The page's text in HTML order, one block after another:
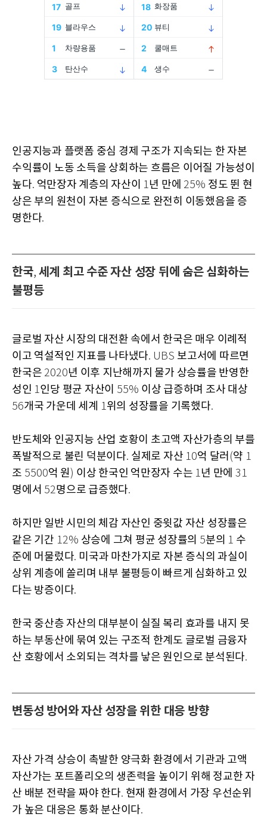
인공지능과 플랫폼 중심 경제 구조가 지속되는 한 자본
수익률이 노동 소득을 상회하는 흐름은 이어질 가능성이
높다. 억만장자 계층의 자산이 1년 만에 25% 정도 뛴 현
상은 부의 원천이 자본 증식으로 완전히 이동했음을 증
명한다.
한국, 세계 최고 수준 자산 성장 뒤에 숨은 심화하는
불평등
글로벌 자산 시장의 대전환 속에서 한국은 매우 이례적
이고 역설적인 지표를 나타냈다. UBS 보고서에 따르면
한국은 2020년 이후 지난해까지 물가 상승률을 반영한
성인 1인당 평균 자산이 55% 이상 급증하며 조사 대상
56개국 가운데 세계 1위의 성장률을 기록했다.
반도체와 인공지능 산업 호황이 초고액 자산가층의 부를
폭발적으로 불린 덕분이다. 실제로 자산 10억 달러 (약 1
조 5500억 원 ) 이상 한국인 억만장자 수는 1년 만에 31
명에서 52명으로 급증했다.
하지만 일반 시민의 체감 자산인 중윗값 자산 성장률은
같은 기간 12% 상승에 그쳐 평균 성장률의 5분의 1 수
준에 머물렀다. 미국과 마찬가지로 자본 증식의 과실이
상위 계층에 쏠리며 내부 불평등이 빠르게 심화하고 있
다는 방증이다.
한국 중산층 자산의 대부분이 실질 복리 효과를 내지 못
하는 부동산에 묶여 있는 구조적 한계도 글로벌 금융자
산 호황에서 소외되는 격차를 낳은 원인으로 분석된다.
변동성 방어와 자산 성장을 위한 대응 방향
자산 가격 상승이 촉발한 양극화 환경에서 기관과 고액
자산가는 포트폴리오의 생존력을 높이기 위해 정교한 자
산 배분 전략을 짜야 한다. 현재 환경에서 가장 우선순위
가 높은 대응은 통화 분산이다.